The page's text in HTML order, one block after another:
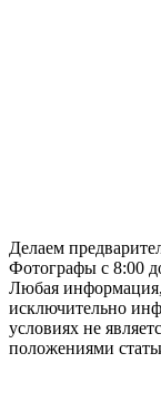
Делаем
Фотографы с 8:00
Любая информация,
исключительно
условиях не
положениями